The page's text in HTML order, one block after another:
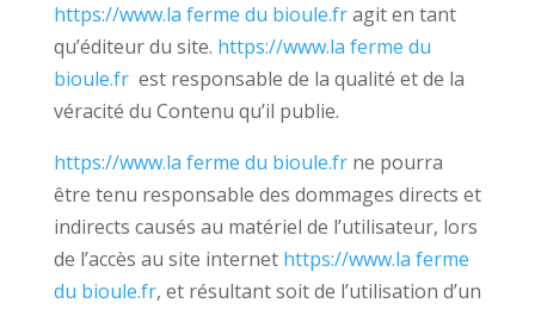
https://www.la ferme du bioule.fragit en tant
qu’éditeur du site. https://www.la ferme du
bioule.frest responsable de la qualité et de la
véracité du Contenu qu’il publie.
https://www.la ferme du bioule.frne pourra
être tenu responsable des dommages directs et
indirects causés au matériel de l’utilisateur, lors
de l’accès au site internet https://www.la ferme
du bioule.fr, et résultant soit de l’utilisation d’un